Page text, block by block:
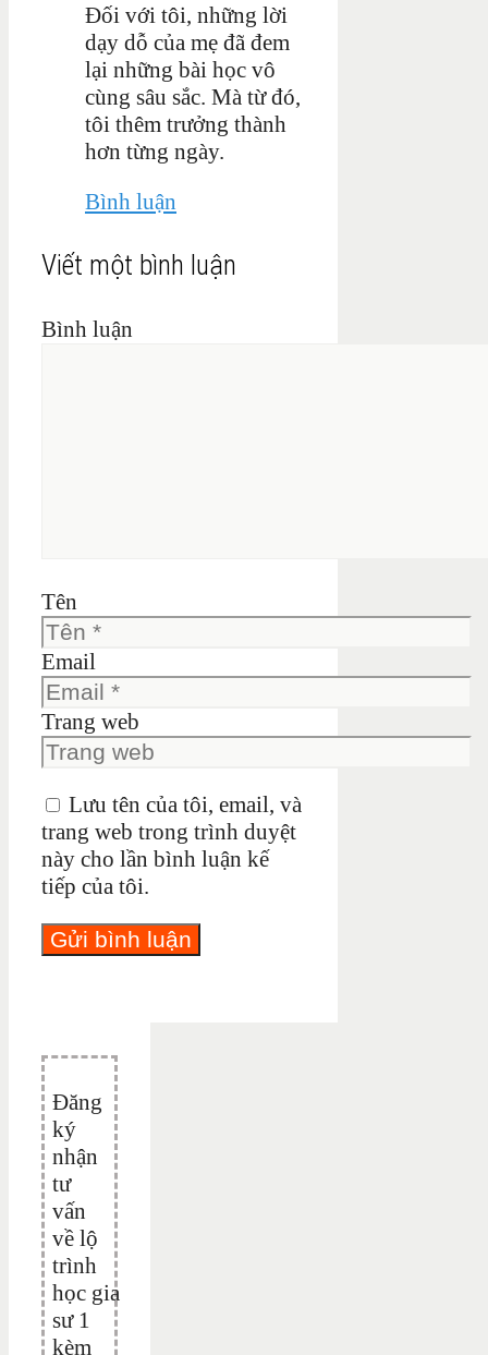
Đối với tôi, những lời
dạy dỗ của mẹ đã đem
lại những bài học vô
cùng sâu sắc. Mà từ đó,
tôi thêm trưởng thành
hơn từng ngày.
Bình luận
Viết một bình luận
Bình luận
Tên
Email
Trang web
Lưu tên của tôi, email, và
trang web trong trình duyệt
này cho lần bình luận kế
tiếp của tôi.
Đăng
ký
nhận
tư
vấn
về lộ
trình
học gia
sư 1
kèm